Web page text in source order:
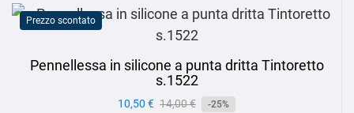
Prezzo scontato
Pennellessa in silicone a punta dritta Tintoretto
s.1522
Prezzo
10,50 € Prezzo
14,00 € -25%